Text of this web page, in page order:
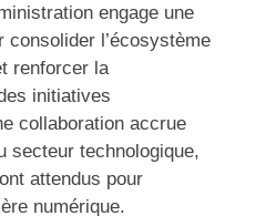
engage une
consolider l’écosystème
renforcer la
initiatives
collaboration accrue
secteur technologique,
attendus pour
numérique.